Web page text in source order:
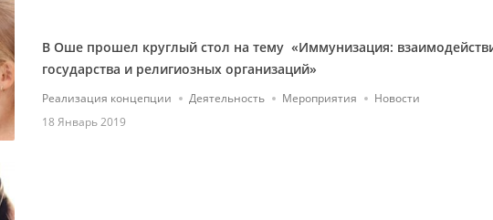
В Оше прошел круглый стол на тему «Иммунизация:
государства и религиозных организаций»
Реализация концепции Деятельность Мероприятия
Новости
18 Январь 2019